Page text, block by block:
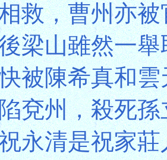
救，曹州亦
梁山雖然一
被陳希真和
兗州，殺死
永清是祝家